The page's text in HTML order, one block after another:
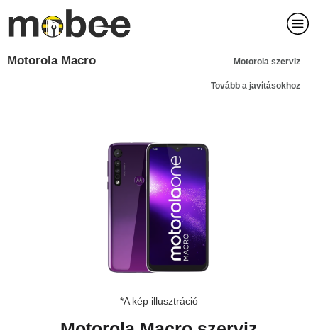
Motorola Macro Motorola szerviz
Tovább a javításokhoz
*A kép illusztráció